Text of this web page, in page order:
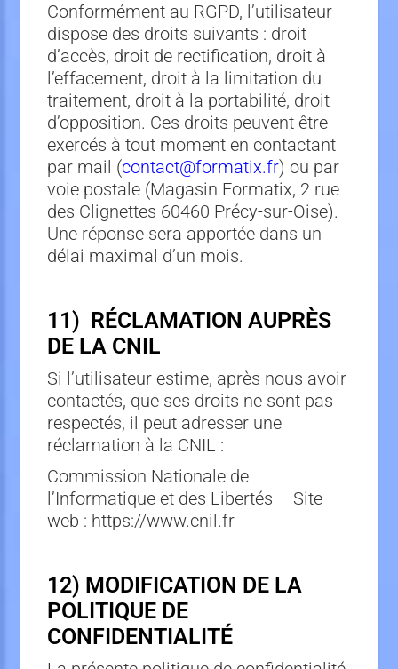
Conformément au RGPD, l’utilisateur
dispose des droits suivants : droit
d’accès, droit de rectification, droit à
l’effacement, droit à la limitation du
traitement, droit à la portabilité, droit
d’opposition. Ces droits peuvent être
exercés à tout moment en contactant
par mail (contact@formatix.fr) ou par
voie postale (Magasin Formatix, 2 rue
des Clignettes 60460 Précy-sur-Oise).
Une réponse sera apportée dans un
délai maximal d’un mois.
11) RÉCLAMATION AUPRÈS
DE LA CNIL
Si l’utilisateur estime, après nous avoir
contactés, que ses droits ne sont pas
respectés, il peut adresser une
réclamation à la CNIL :
Commission Nationale de
l’Informatique et des Libertés – Site
web : https://www.cnil.fr
12) MODIFICATION DE LA
POLITIQUE DE
CONFIDENTIALITÉ